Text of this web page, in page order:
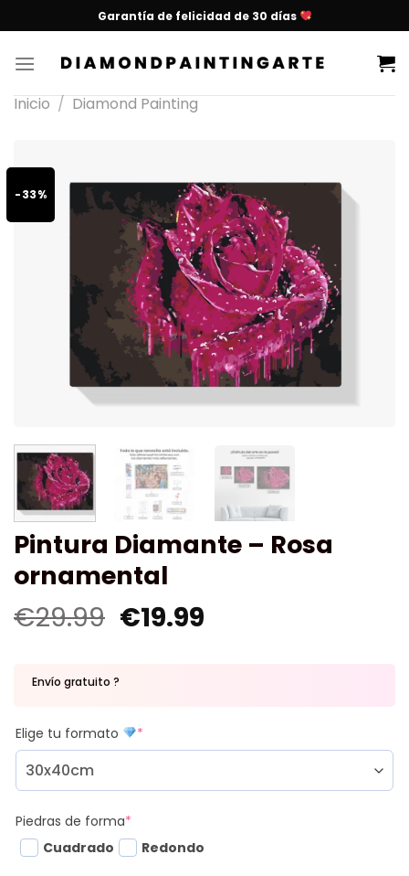
Garantía de felicidad de 30 días
Inicio / Diamond Painting
-33%
Pintura Diamante – Rosa
ornamental
€29.99 €19.99
Envío gratuito ?
Elige tu formato *
Piedras de forma*
Cuadrado
Redondo